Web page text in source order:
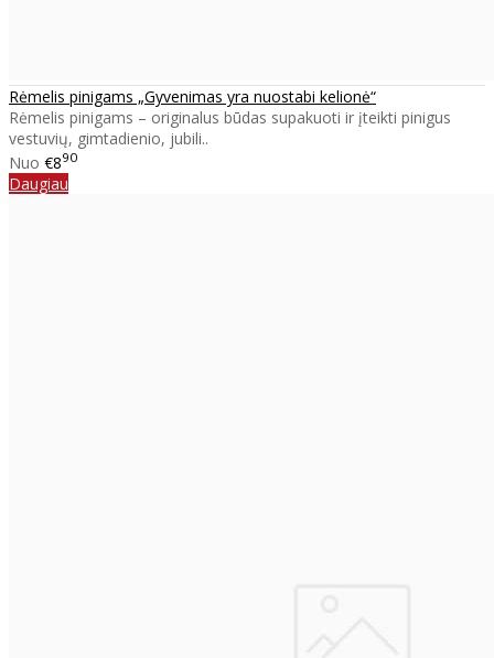
Rėmelis pinigams „Gyvenimas yra nuostabi kelionė“
Rėmelis pinigams – originalus būdas supakuoti ir įteikti pinigus
vestuvių, gimtadienio, jubili..
Nuo €890
Daugiau